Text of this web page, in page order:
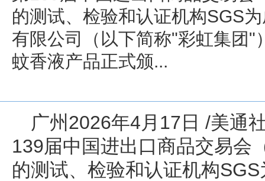
的测试、检验和认证机构SGS
有限公司（以下简称"彩虹集团"
蚊香液产品正式颁...
广州 2026年4月17日 /美通
139届中国进出口商品交易会
的测试、检验和认证机构